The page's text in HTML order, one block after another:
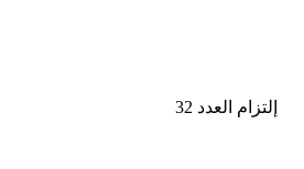
إلتزام العدد 32